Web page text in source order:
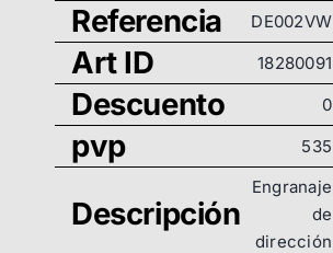
Referencia DE002VW
Art ID 18280091
Descuento 0
pvp 535
Descripción
Engranaje
de
dirección